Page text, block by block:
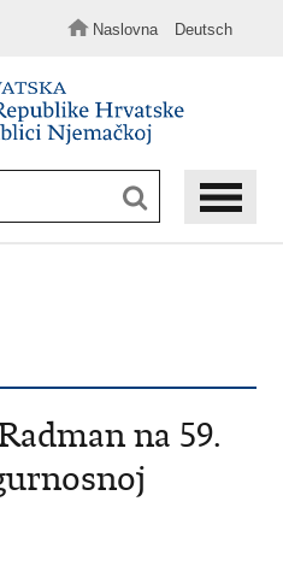
Naslovna Deutsch
na 59.